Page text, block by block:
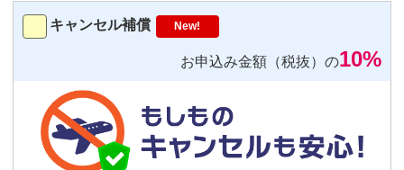
－ 0
気圧コントロール機能付き耳栓
1,540円（税込）/個
キャンセル補償 New!
お申込み金額（税抜）の10%